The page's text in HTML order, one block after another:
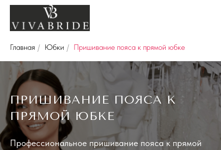
Главная / Юбки / Пришивание пояса к прямой юбке
ПРИШИВАНИЕ ПОЯСА К
ПРЯМОЙ ЮБКЕ
Профессиональное пришивание пояса к прямой